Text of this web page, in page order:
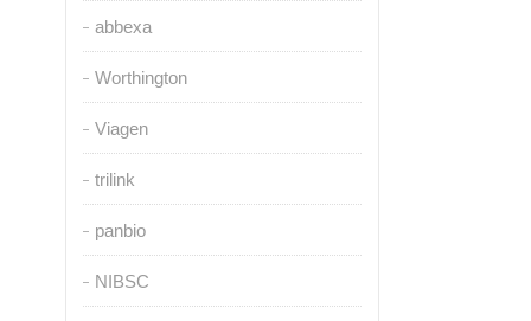
abbexa
Worthington
Viagen
trilink
panbio
NIBSC